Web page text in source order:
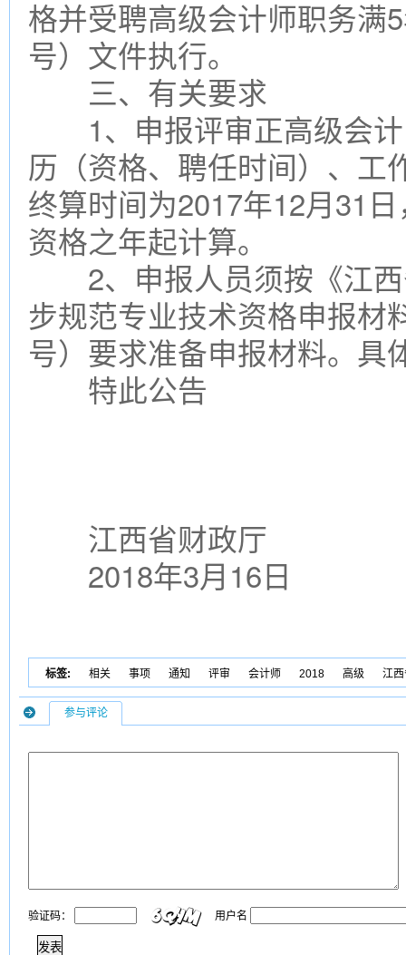
格并受聘高级会计师职务满
号）文件执行。
三、有关要求
1、申报评审正高级会计
历（资格、聘任时间）、工
终算时间为2017年12月31
资格之年起计算。
2、申报人员须按《江西
步规范专业技术资格申报材
号）要求准备申报材料。具
特此公告
江西省财政厅
2018年3月16日
标签: 相关 事项 通知 评审 会计师 2018 高级 江
参与评论
验证码： 用户名